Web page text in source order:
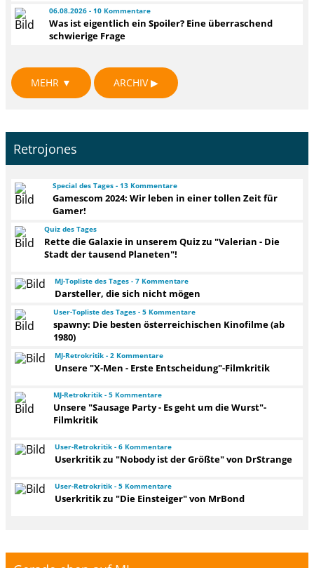
06.08.2026 - 10 Kommentare
Was ist eigentlich ein Spoiler? Eine überraschend
schwierige Frage
MEHR ▼ ARCHIV ▶
Retrojones
Special des Tages - 13 Kommentare
Gamescom 2024: Wir leben in einer tollen Zeit für
Gamer!
Quiz des Tages
Rette die Galaxie in unserem Quiz zu "Valerian - Die
Stadt der tausend Planeten"!
MJ-Topliste des Tages - 7 Kommentare
Darsteller, die sich nicht mögen
User-Topliste des Tages - 5 Kommentare
spawny: Die besten österreichischen Kinofilme (ab
1980)
MJ-Retrokritik - 2 Kommentare
Unsere "X-Men - Erste Entscheidung"-Filmkritik
MJ-Retrokritik - 5 Kommentare
Unsere "Sausage Party - Es geht um die Wurst"-
Filmkritik
User-Retrokritik - 6 Kommentare
Userkritik zu "Nobody ist der Größte" von DrStrange
User-Retrokritik - 5 Kommentare
Userkritik zu "Die Einsteiger" von MrBond